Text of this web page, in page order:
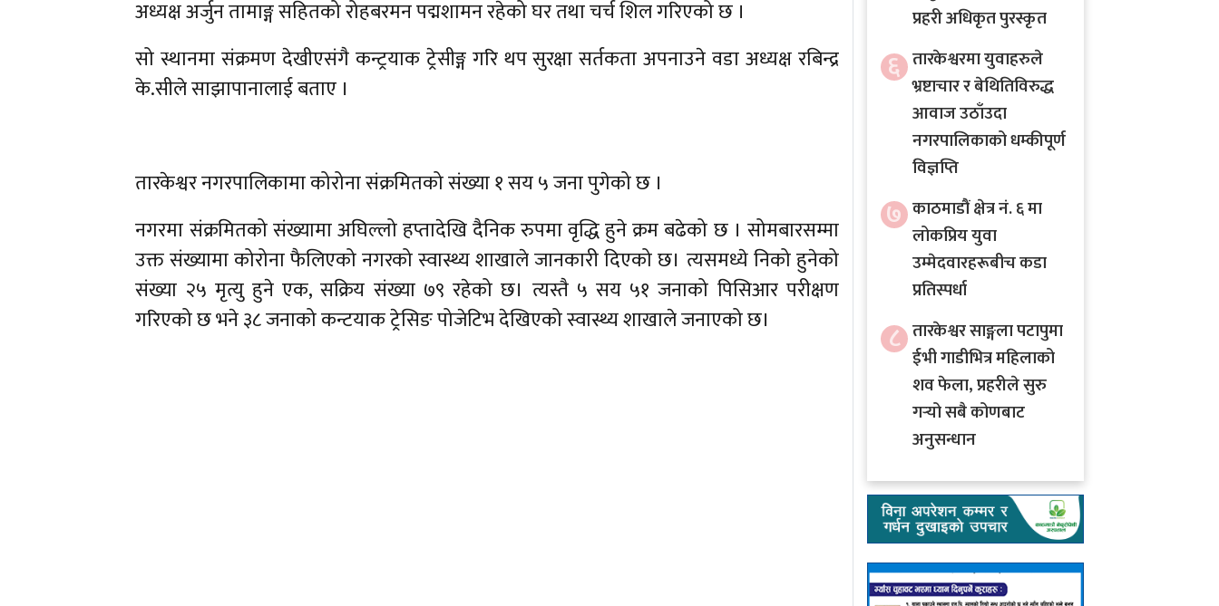
अध्यक्ष अर्जुन तामाङ्ग सहितको रोहबरमन पद्मशामन रहेको घर तथा चर्च शिल गरिएको छ ।
सो स्थानमा संक्रमण देखीएसंगै कन्ट्रयाक ट्रेसीङ्ग गरि थप सुरक्षा सर्तकता अपनाउने वडा अध्यक्ष रबिन्द्र
के.सीले साझापानालाई बताए ।
तारकेश्वर नगरपालिकामा कोरोना संक्रमितको संख्या १ सय ५ जना पुगेको छ ।
नगरमा संक्रमितको संख्यामा अघिल्लो हप्तादेखि दैनिक रुपमा वृद्धि हुने क्रम बढेको छ । सोमबारसम्मा
उक्त संख्यामा कोरोना फैलिएको नगरको स्वास्थ्य शाखाले जानकारी दिएको छ। त्यसमध्ये निको हुनेको
संख्या २५ मृत्यु हुने एक, सक्रिय संख्या ७९ रहेको छ। त्यस्तै ५ सय ५१ जनाको पिसिआर परीक्षण
गरिएको छ भने ३८ जनाको कन्टयाक ट्रेसिङ पोजेटिभ देखिएको स्वास्थ्य शाखाले जनाएको छ।
प्रहरी अधिकृत पुरस्कृत
६ तारकेश्वरमा युवाहरुले
भ्रष्टाचार र बेथितिविरुद्ध
आवाज उठाँउदा
नगरपालिकाको धम्कीपूर्ण
विज्ञप्ति
७ काठमाडौं क्षेत्र नं. ६ मा
लोकप्रिय युवा
उम्मेदवारहरूबीच कडा
प्रतिस्पर्धा
८ तारकेश्वर साङ्गला पटापुमा
ईभी गाडीभित्र महिलाको
शव फेला, प्रहरीले सुरु
गर्‍यो सबै कोणबाट
अनुसन्धान